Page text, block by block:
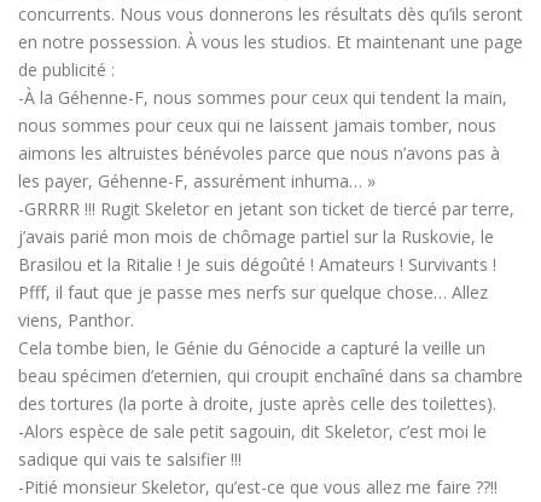
concurrents. Nous vous donnerons les résultats dès qu’ils seront
en notre possession. À vous les studios. Et maintenant une page
de publicité :
-À la Géhenne-F, nous sommes pour ceux qui tendent la main,
nous sommes pour ceux qui ne laissent jamais tomber, nous
aimons les altruistes bénévoles parce que nous n’avons pas à
les payer, Géhenne-F, assurément inhuma… »
-GRRRR !!! Rugit Skeletor en jetant son ticket de tiercé par terre,
j’avais parié mon mois de chômage partiel sur la Ruskovie, le
Brasilou et la Ritalie ! Je suis dégoûté ! Amateurs ! Survivants !
Pfff, il faut que je passe mes nerfs sur quelque chose… Allez
viens, Panthor.
Cela tombe bien, le Génie du Génocide a capturé la veille un
beau spécimen d’eternien, qui croupit enchaîné dans sa chambre
des tortures (la porte à droite, juste après celle des toilettes).
-Alors espèce de sale petit sagouin, dit Skeletor, c’est moi le
sadique qui vais te salsifier !!!
-Pitié monsieur Skeletor, qu’est-ce que vous allez me faire ??!!